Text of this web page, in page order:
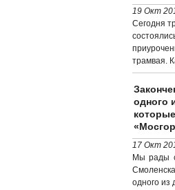
19 Окт
Сегодня
трамвая.
одного
17 Окт
Мы рады
одного из